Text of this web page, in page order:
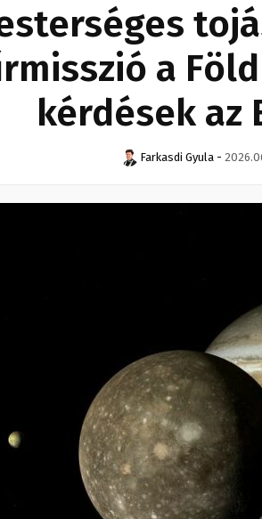
a
kérdések az
Farkasdi Gyula -